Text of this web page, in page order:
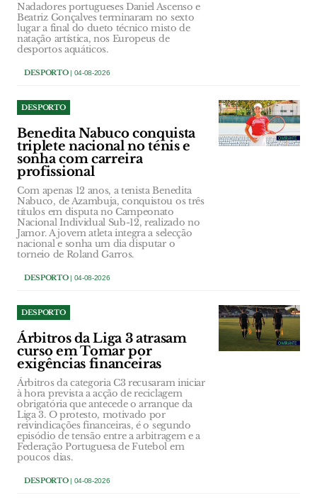
Nadadores portugueses Daniel Ascenso e
Beatriz Gonçalves terminaram no sexto
lugar a final do dueto técnico misto de
natação artística, nos Europeus de
desportos aquáticos.
DESPORTO| 04-08-2026
DESPORTO
Benedita Nabuco conquista
triplete nacional no ténis e
sonha com carreira
profissional
Com apenas 12 anos, a tenista Benedita
Nabuco, de Azambuja, conquistou os três
títulos em disputa no Campeonato
Nacional Individual Sub-12, realizado no
Jamor. A jovem atleta integra a selecção
nacional e sonha um dia disputar o
torneio de Roland Garros.
DESPORTO| 04-08-2026
DESPORTO
Árbitros da Liga 3 atrasam
curso em Tomar por
exigências financeiras
Árbitros da categoria C3 recusaram iniciar
à hora prevista a acção de reciclagem
obrigatória que antecede o arranque da
Liga 3. O protesto, motivado por
reivindicações financeiras, é o segundo
episódio de tensão entre a arbitragem e a
Federação Portuguesa de Futebol em
poucos dias.
DESPORTO| 04-08-2026